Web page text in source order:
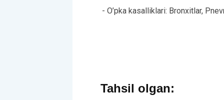
- O’pka kasalliklari: Bronxitlar,
Tahsil olgan: